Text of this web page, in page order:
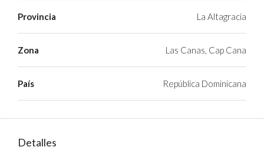
Provincia La Altagracia
Zona Las Canas, Cap Cana
País República Dominicana
Detalles